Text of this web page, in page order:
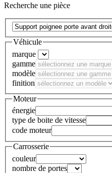
Recherche une pièce
Véhicule
marque
gamme
modèle
finition
Moteur
énergie
type de boite de vitesse
code moteur
Carrosserie
couleur
nombre de portes